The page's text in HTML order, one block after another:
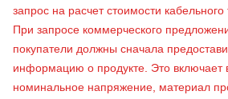
запрос на расчет стоимости кабельного
При запросе коммерческого
покупатели должны сначала
информацию о продукте. Это включает
номинальное напряжение, материал